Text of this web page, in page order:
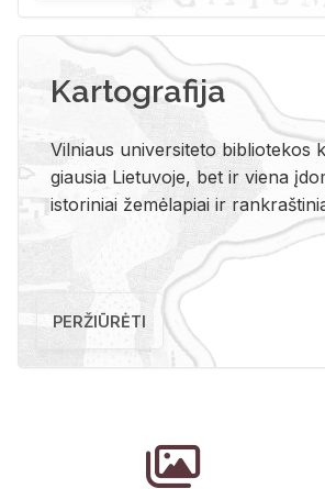
Kartografija
Vil­niaus uni­ver­si­te­to
giau­sia Lie­tu­vo­je, bet ir vie­na
is­to­ri­niai že­mė­la­piai ir
PERŽIŪRĖTI